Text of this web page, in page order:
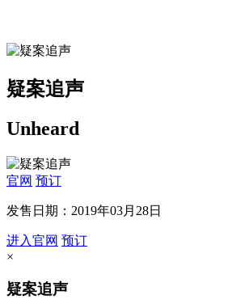
疑案追声
Unheard
官网 预订
发售日期：2019年03月28日
进入官网 预订
×
疑案追声